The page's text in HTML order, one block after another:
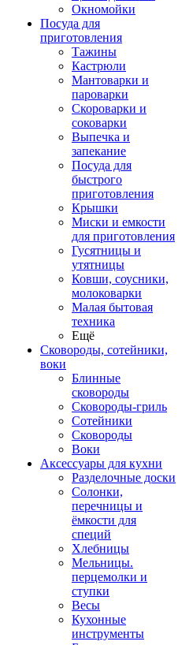
Окномойки
Посуда для
приготовления
Тажины
Кастрюли
Мантоварки и
пароварки
Скороварки и
соковарки
Выпечка и
запекание
Посуда для
быстрого
приготовления
Крышки
Миски и емкости
для приготовления
Гусятницы и
утятницы
Ковши, соусники,
молоковарки
Малая бытовая
техника
Ещё
Сковороды, сотейники,
воки
Блинные
сковороды
Сковороды-гриль
Сотейники
Сковороды
Воки
Аксессуары для кухни
Разделочные доски
Солонки,
перечницы и
ёмкости для
специй
Хлебницы
Мельницы.
перцемолки и
ступки
Весы
Кухонные
инструменты